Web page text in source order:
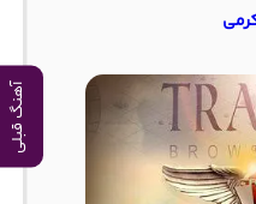
آهنگ قبلی